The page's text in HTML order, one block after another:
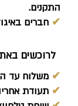
התקנים.
✔ חברים
לרוכשים
✔ משלוח עד
✔ תעודת